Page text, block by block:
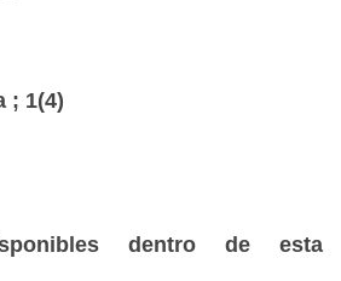
; 1(4)
dentro de esta